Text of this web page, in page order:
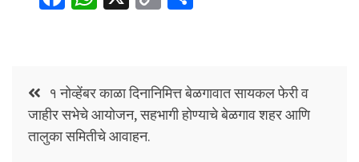
o
k
p
p
Li
n
Post
navigation
१ नोव्हेंबर काळा दिनानिमित्त बेळगावात सायकल फेरी व
जाहीर सभेचे आयोजन, सहभागी होण्याचे बेळगाव शहर आणि
तालुका समितीचे आवाहन.